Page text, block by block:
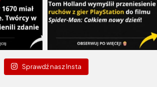
Sprawdź nasz Insta